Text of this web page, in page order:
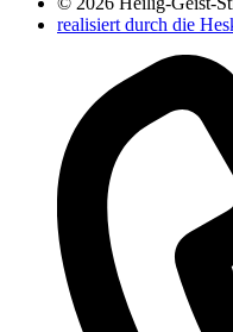
realisiert durch die